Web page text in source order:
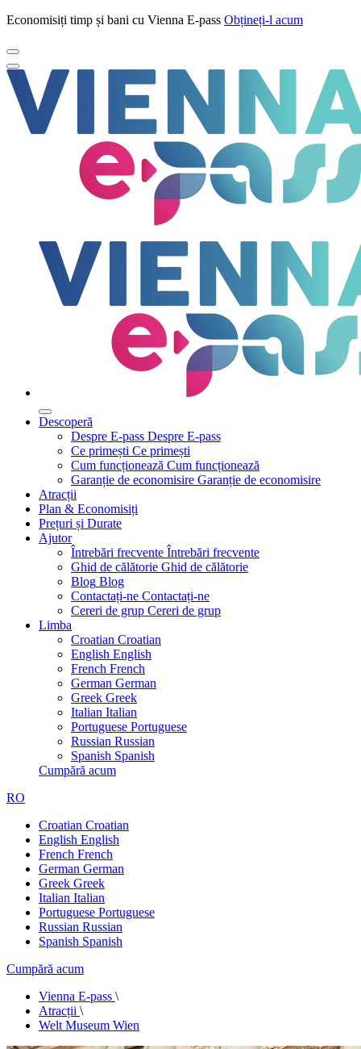
Economisiți timp și bani cu Vienna E-pass Obțineți-l acum
Descoperă
Despre E-pass Despre E-pass
Ce primești Ce primești
Cum funcționează Cum funcționează
Garanție de economisire Garanție de economisire
Atracții
Plan & Economisiți
Prețuri și Durate
Ajutor
Întrebări frecvente Întrebări frecvente
Ghid de călătorie Ghid de călătorie
Blog Blog
Contactați-ne Contactați-ne
Cereri de grup Cereri de grup
Limba
Croatian Croatian
English English
French French
German German
Greek Greek
Italian Italian
Portuguese Portuguese
Russian Russian
Spanish Spanish
Cumpără acum
RO
Croatian Croatian
English English
French French
German German
Greek Greek
Italian Italian
Portuguese Portuguese
Russian Russian
Spanish Spanish
Cumpără acum
Vienna E-pass \
Atracții \
Welt Museum Wien